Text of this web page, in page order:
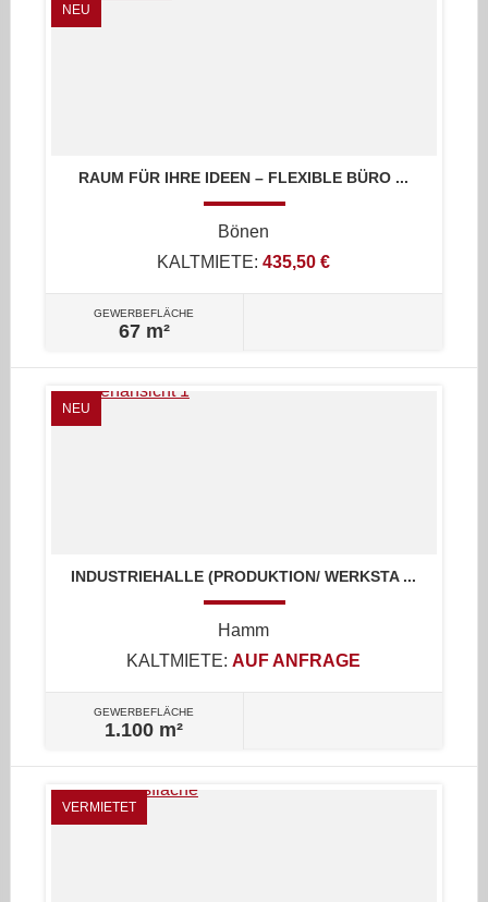
NEU
RAUM FÜR IHRE IDEEN – FLEXIBLE BÜRO ...
Bönen
KALTMIETE: 435,50 €
GEWERBEFLÄCHE
67 m²
NEU
INDUSTRIEHALLE (PRODUKTION/ WERKSTA ...
Hamm
KALTMIETE: AUF ANFRAGE
GEWERBEFLÄCHE
1.100 m²
VERMIETET